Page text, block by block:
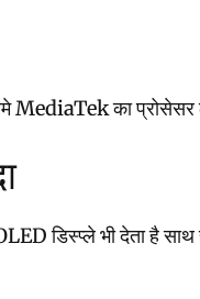
का प्रोसेसर
भी देता है साथ